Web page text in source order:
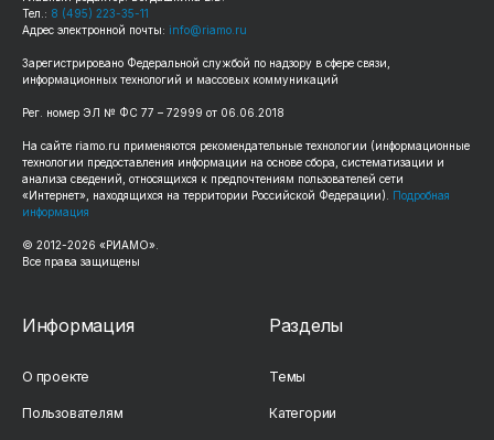
Тел.: 8 (495) 223-35-11
Адрес электронной почты: info@riamo.ru
Зарегистрировано Федеральной службой по надзору в сфере связи,
информационных технологий и массовых коммуникаций
Рег. номер ЭЛ № ФС 77 – 72999 от 06.06.2018
На сайте riamo.ru применяются рекомендательные технологии (информационные
технологии предоставления информации на основе сбора, систематизации и
анализа сведений, относящихся к предпочтениям пользователей сети
«Интернет», находящихся на территории Российской Федерации).
Подробная
информация
© 2012-2026 «РИАМО».
Все права защищены
Информация
О проекте
Пользователям
Разделы
Темы
Категории